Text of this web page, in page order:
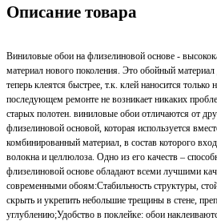
Описание товара
Виниловые обои на флизелиновой основе -
материал нового поколения. Это обойный
теперь клеятся быстрее, т.к. клей наносится только
последующем ремонте не возникает никаких
старых полотен. виниловые обои отличаются от
флизелиновой основой, которая используется
комбинированный материал, в состав которого
волокна и целлюлоза. Одно из его качеств –
флизелиновой основе обладают всеми лучшими
современными обоям:Стабильность структуры,
скрыть и укрепить небольшие трещины в стене,
углублению;Удобство в поклейке: обои